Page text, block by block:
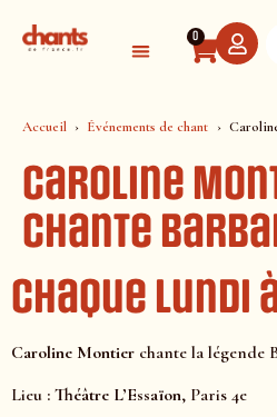
0
Accueil Événements de chant
Caroline
chante
Chaque lundi à
Caroline Montier chante la légende
Lieu : Théâtre L’Essaïon, Paris 4e